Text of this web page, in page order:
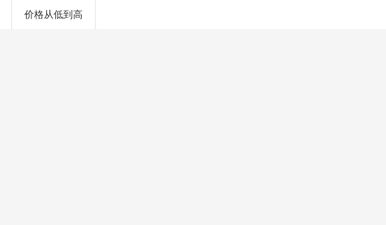
价格从低到高